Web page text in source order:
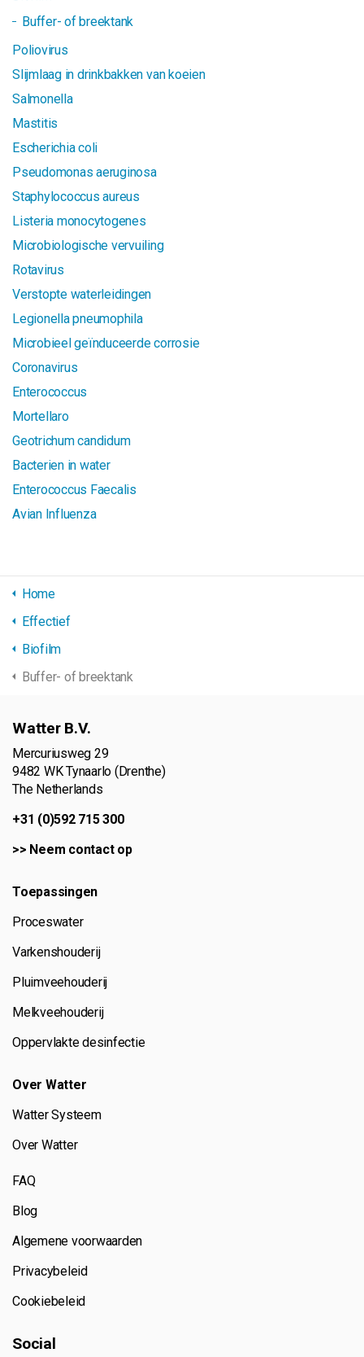
Buffer- of breektank
Poliovirus
Slijmlaag in drinkbakken van koeien
Salmonella
Mastitis
Escherichia coli
Pseudomonas aeruginosa
Staphylococcus aureus
Listeria monocytogenes
Microbiologische vervuiling
Rotavirus
Verstopte waterleidingen
Legionella pneumophila
Microbieel geïnduceerde corrosie
Coronavirus
Enterococcus
Mortellaro
Geotrichum candidum
Bacterien in water
Enterococcus Faecalis
Avian Influenza
Home
Effectief
Biofilm
Buffer- of breektank
Watter B.V.
Mercuriusweg 29
9482 WK Tynaarlo (Drenthe)
The Netherlands
+31 (0)592 715 300
>> Neem contact op
Toepassingen
Proceswater
Varkenshouderij
Pluimveehouderij
Melkveehouderij
Oppervlakte desinfectie
Over Watter
Watter Systeem
Over Watter
FAQ
Blog
Algemene voorwaarden
Privacybeleid
Cookiebeleid
Social